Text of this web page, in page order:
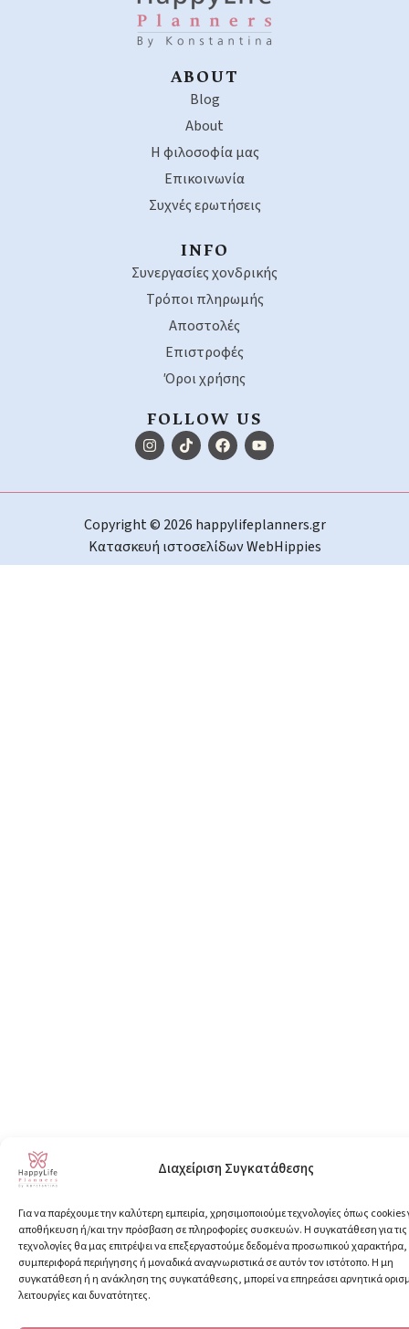
Διαχείριση Συγκατάθεσης
Για να παρέχουμε την καλύτερη εμπειρία, χρησιμοποιούμε τεχνολογίες όπως cookies
αποθήκευση ή/και την πρόσβαση σε πληροφορίες συσκευών. Η συγκατάθεση για
τεχνολογίες θα μας επιτρέψει να επεξεργαστούμε δεδομένα προσωπικού
συμπεριφορά περιήγησης ή μοναδικά αναγνωριστικά σε αυτόν τον ιστότοπο. Η μη
συγκατάθεση ή η ανάκληση της συγκατάθεσης, μπορεί να επηρεάσει αρνητικά
λειτουργίες και δυνατότητες.
ABOUT
Blog
About
Η φιλοσοφία μας
Επικοινωνία
Συχνές ερωτήσεις
INFO
Συνεργασίες χονδρικής
Τρόποι πληρωμής
Αποστολές
Επιστροφές
Όροι χρήσης
FOLLOW US
Copyright © 2026 happylifeplanners.gr
Κατασκευή ιστοσελίδωνWebHippies